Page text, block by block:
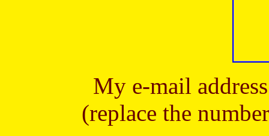
My e-mail
(replace the